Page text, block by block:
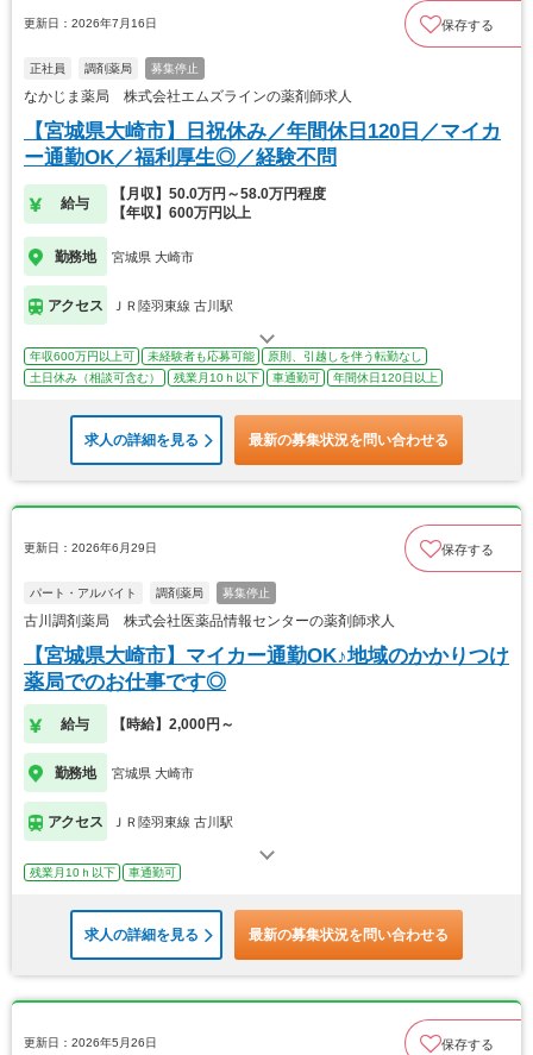
更新日：2026年7月16日 保存する
正社員 調剤薬局 募集停止
なかじま薬局 株式会社エムズラインの薬剤師求人
【宮城県大崎市】日祝休み／年間休日120日／マイカ
ー通勤OK／福利厚生◎／経験不問
給与
【月収】50.0万円～58.0万円程度
【年収】600万円以上
勤務地 宮城県 大崎市
アクセス ＪＲ陸羽東線 古川駅
年収600万円以上可 未経験者も応募可能
原則、引越しを伴う転勤なし
土日休み（相談可含む）
残業月10ｈ以下 車通勤可 年間休日120日以上
求人の詳細を見る 最新の募集状況を問い合わせる
更新日：2026年6月29日 保存する
パート・アルバイト 調剤薬局 募集停止
古川調剤薬局 株式会社医薬品情報センターの薬剤師求人
【宮城県大崎市】マイカー通勤OK♪地域のかかりつけ
薬局でのお仕事です◎
給与 【時給】2,000円～
勤務地 宮城県 大崎市
アクセス ＪＲ陸羽東線 古川駅
残業月10ｈ以下 車通勤可
求人の詳細を見る 最新の募集状況を問い合わせる
更新日：2026年5月26日 保存する